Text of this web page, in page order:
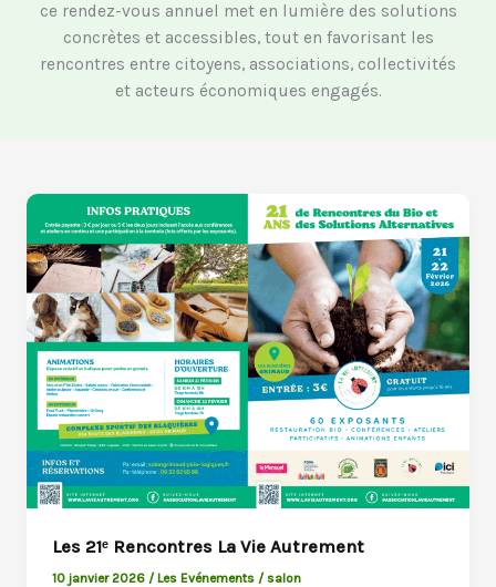
ce rendez-vous annuel met en lumière des solutions
concrètes et accessibles, tout en favorisant les
rencontres entre citoyens, associations, collectivités
et acteurs économiques engagés.
Les 21ᵉ Rencontres La Vie Autrement
10 janvier 2026 /Les Evénements /salon